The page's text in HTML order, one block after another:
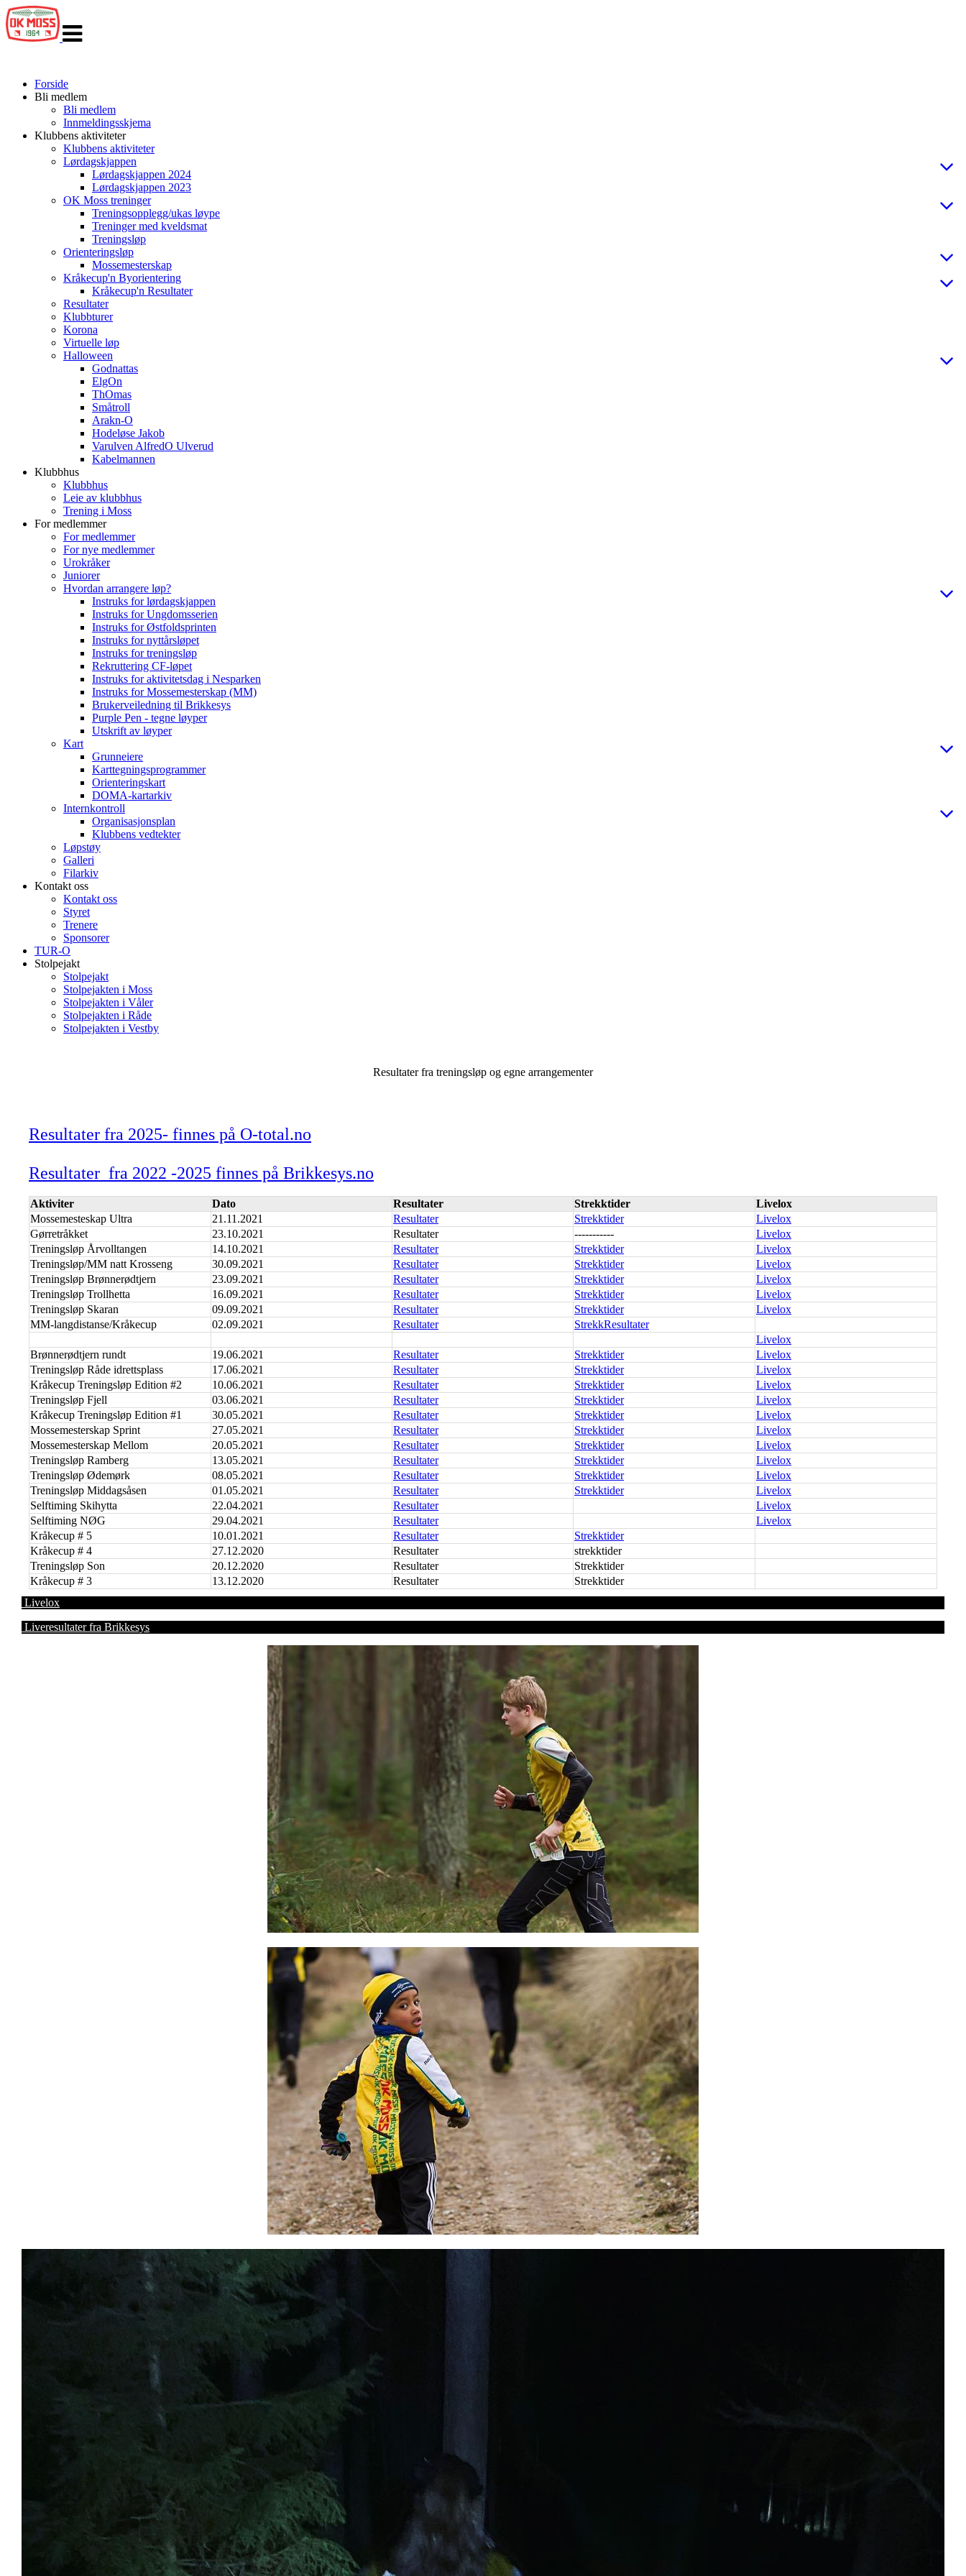
navigasjon
Forside
Bli medlem
Bli medlem
Innmeldingsskjema
Klubbens aktiviteter
Klubbens aktiviteter
Lørdagskjappen
Lørdagskjappen 2024
Lørdagskjappen 2023
OK Moss treninger
Treningsopplegg/ukas løype
Treninger med kveldsmat
Treningsløp
Orienteringsløp
Mossemesterskap
Kråkecup'n Byorientering
Kråkecup'n Resultater
Resultater
Klubbturer
Korona
Virtuelle løp
Halloween
Godnattas
ElgOn
ThOmas
Småtroll
Arakn-O
Hodeløse Jakob
Varulven AlfredO Ulverud
Kabelmannen
Klubbhus
Klubbhus
Leie av klubbhus
Trening i Moss
For medlemmer
For medlemmer
For nye medlemmer
Urokråker
Juniorer
Hvordan arrangere løp?
Instruks for lørdagskjappen
Instruks for Ungdomsserien
Instruks for Østfoldsprinten
Instruks for nyttårsløpet
Instruks for treningsløp
Rekruttering CF-løpet
Instruks for aktivitetsdag i Nesparken
Instruks for Mossemesterskap (MM)
Brukerveiledning til Brikkesys
Purple Pen - tegne løyper
Utskrift av løyper
Kart
Grunneiere
Karttegningsprogrammer
Orienteringskart
DOMA-kartarkiv
Internkontroll
Organisasjonsplan
Klubbens vedtekter
Løpstøy
Galleri
Filarkiv
Kontakt oss
Kontakt oss
Styret
Trenere
Sponsorer
TUR-O
Stolpejakt
Stolpejakt
Stolpejakten i Moss
Stolpejakten i Våler
Stolpejakten i Råde
Stolpejakten i Vestby
Resultater fra treningsløp og egne arrangementer
Resultater fra 2025- finnes på O-total.no
Resultater fra 2022 -2025 finnes på Brikkesys.no
Aktiviter Dato Resultater Strekktider
Livelox
Mossemesteskap Ultra
21.11.2021 Resultater Strekktider
Livelox
Gørretråkket
23.10.2021 Resultater -----------
Livelox
Treningsløp Årvolltangen
14.10.2021 Resultater Strekktider
Livelox
Treningsløp/MM natt Krosseng
30.09.2021 Resultater Strekktider
Livelox
Treningsløp Brønnerødtjern
23.09.2021 Resultater Strekktider
Livelox
Treningsløp Trollhetta
16.09.2021 Resultater Strekktider
Livelox
Treningsløp Skaran
09.09.2021 Resultater Strekktider
Livelox
MM-langdistanse/Kråkecup
02.09.2021 Resultater StrekkResultater
Livelox
Brønnerødtjern rundt
19.06.2021 Resultater Strekktider
Livelox
Treningsløp Råde idrettsplass
17.06.2021 Resultater Strekktider
Livelox
Kråkecup Treningsløp Edition #2
10.06.2021 Resultater Strekktider
Livelox
Treningsløp Fjell
03.06.2021 Resultater Strekktider
Livelox
Kråkecup Treningsløp Edition #1
30.05.2021 Resultater Strekktider
Livelox
Mossemesterskap Sprint
27.05.2021 Resultater Strekktider
Livelox
Mossemesterskap Mellom
20.05.2021 Resultater Strekktider
Livelox
Treningsløp Ramberg
13.05.2021 Resultater Strekktider
Livelox
Treningsløp Ødemørk
08.05.2021 Resultater Strekktider
Livelox
Treningsløp Middagsåsen
01.05.2021 Resultater Strekktider
Livelox
Selftiming Skihytta
22.04.2021 Resultater
Livelox
Selftiming NØG
29.04.2021 Resultater
Livelox
Kråkecup # 5
10.01.2021 Resultater
Strekktider
Kråkecup # 4
27.12.2020 Resultater
strekktider
Treningsløp Son
20.12.2020 Resultater
Strekktider
Kråkecup # 3
13.12.2020 Resultater
Strekktider
Livelox
Liveresultater fra Brikkesys